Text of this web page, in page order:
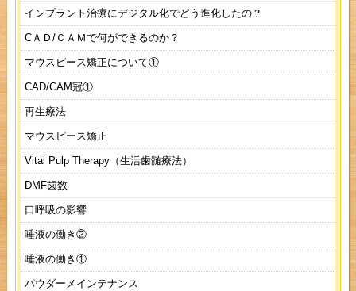
インプラント治療にデジタル化でどう進化したの？
CＡＤ/ＣＡＭで何ができるのか？
マウスピース矯正について①
CAD/CAM冠①
再生療法
マウスピース矯正
Vital Pulp Therapy（生活歯髄療法）
DMF歯数
口呼吸の影響
唾液の働き②
唾液の働き①
パウダーメインテナンス